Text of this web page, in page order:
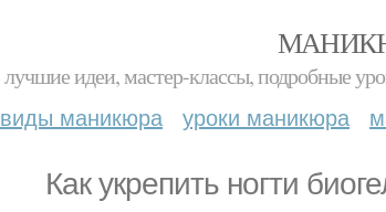
лучшие идеи, мастер-классы, подробные
виды маникюра уроки маникюра
Как укрепить ногти